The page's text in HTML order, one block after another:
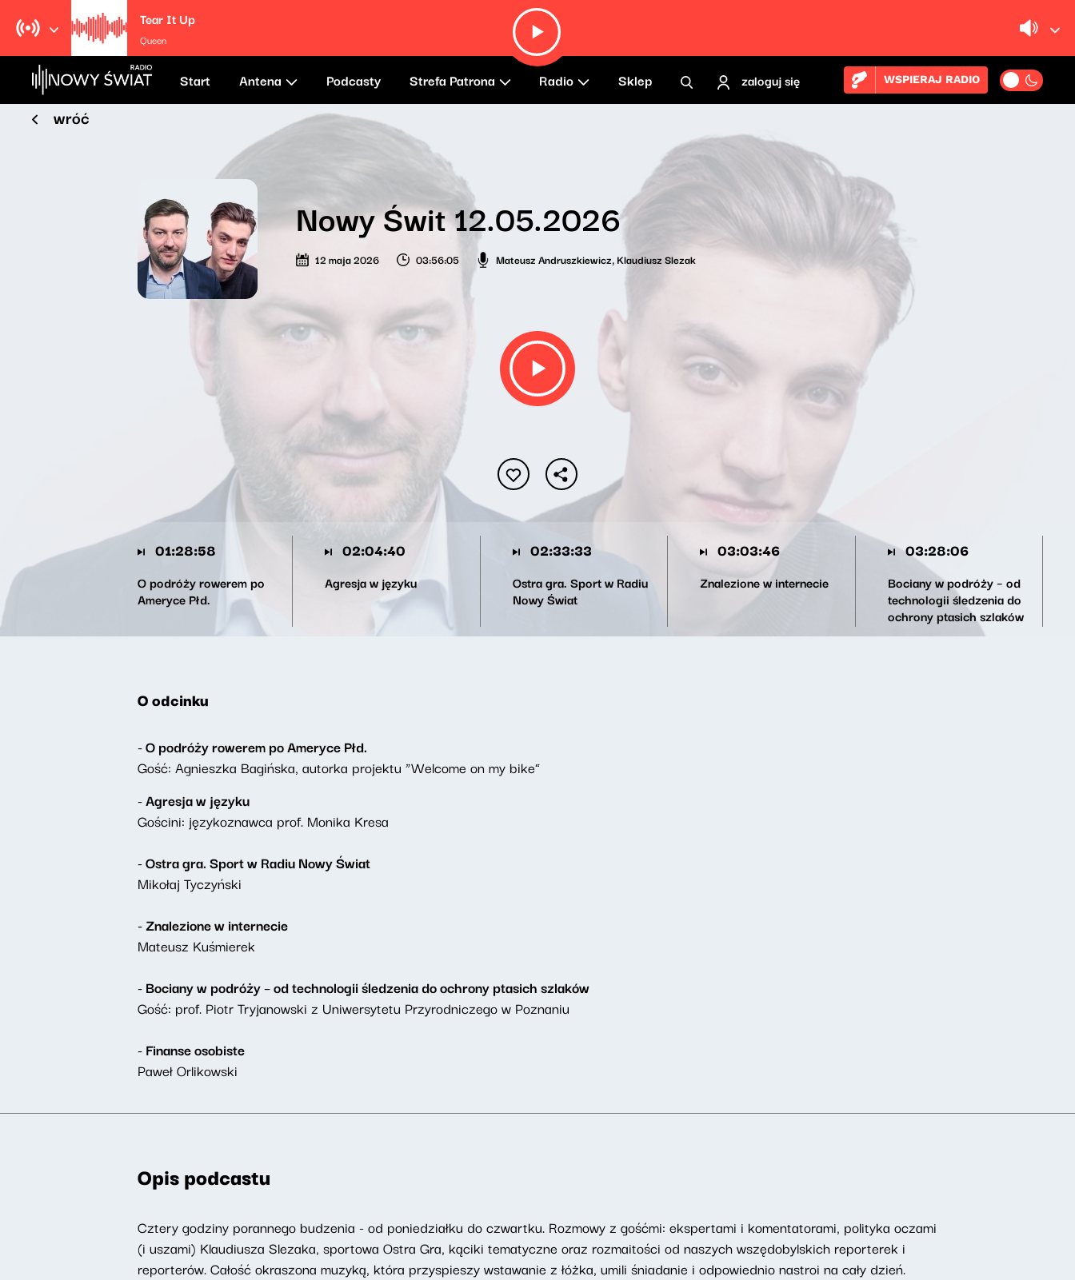
Tear It Up
Queen
Start Antena Podcasty Strefa Patrona Radio Sklep zaloguj się WSPIERAJ RADIO
wróć
Nowy Świt 12.05.2026
12 maja 2026 03:56:05 Mateusz Andruszkiewicz, Klaudiusz Slezak
01:28:58
O podróży rowerem po
Ameryce Płd.
02:04:40
Agresja w języku
02:33:33
Ostra gra. Sport w Radiu
Nowy Świat
03:03:46
Znalezione w internecie
03:28:06
Bociany w podróży – od
technologii śledzenia do
ochrony ptasich szlaków
O odcinku
- O podróży rowerem po Ameryce Płd.
Gość: Agnieszka Bagińska, autorka projektu “Welcome on my bike”
- Agresja w języku
Gościni: językoznawca prof. Monika Kresa
- Ostra gra. Sport w Radiu Nowy Świat
Mikołaj Tyczyński
- Znalezione w internecie
Mateusz Kuśmierek
- Bociany w podróży – od technologii śledzenia do ochrony ptasich szlaków
Gość: prof. Piotr Tryjanowski z Uniwersytetu Przyrodniczego w Poznaniu
- Finanse osobiste
Paweł Orlikowski
Opis podcastu
Cztery godziny porannego budzenia - od poniedziałku do czwartku. Rozmowy z gośćmi: ekspertami i komentatorami, polityka oczami
(i uszami) Klaudiusza Slezaka, sportowa Ostra Gra, kąciki tematyczne oraz rozmaitości od naszych wszędobylskich reporterek i
reporterów. Całość okraszona muzyką, która przyspieszy wstawanie z łóżka, umili śniadanie i odpowiednio nastroi na cały dzień.